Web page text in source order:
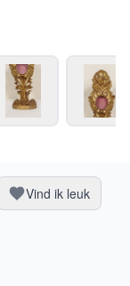
Vind ik leuk